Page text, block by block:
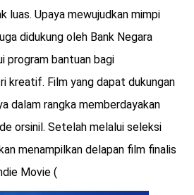
luas. Upaya mewujudkan mimpi
didukung oleh Bank Negara
program bantuan bagi
kreatif. Film yang dapat dukungan
dalam rangka memberdayakan
orsinil. Setelah melalui seleksi
menampilkan delapan film finalis
Movie (